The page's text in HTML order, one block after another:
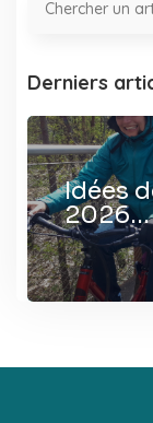
Derniers
Idées
2026…